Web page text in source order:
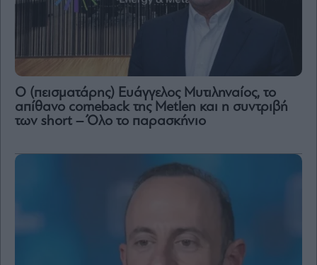
Ο (πεισματάρης) Ευάγγελος Μυτιληναίος, το
απίθανο comeback της Μetlen και η συντριβή
των short – Όλο το παρασκήνιο